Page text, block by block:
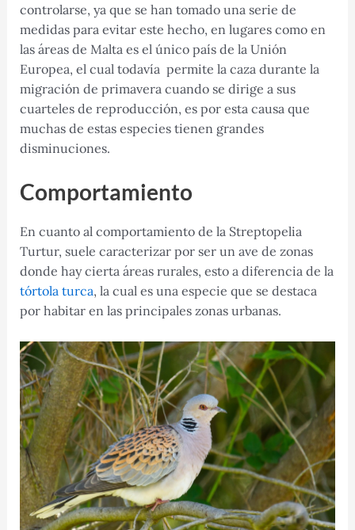
controlarse, ya que se han tomado una serie de
medidas para evitar este hecho, en lugares como en
las áreas de Malta es el único país de la Unión
Europea, el cual todavía permite la caza durante la
migración de primavera cuando se dirige a sus
cuarteles de reproducción, es por esta causa que
muchas de estas especies tienen grandes
disminuciones.
Comportamiento
En cuanto al comportamiento de la Streptopelia
Turtur, suele caracterizar por ser un ave de zonas
donde hay cierta áreas rurales, esto a diferencia de la
tórtola turca, la cual es una especie que se destaca
por habitar en las principales zonas urbanas.